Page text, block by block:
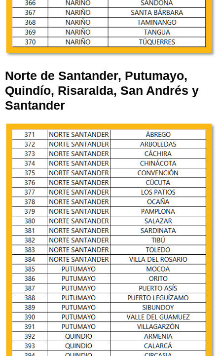
Norte de Santander, Putumayo,
Quindío, Risaralda, San Andrés y
Santander